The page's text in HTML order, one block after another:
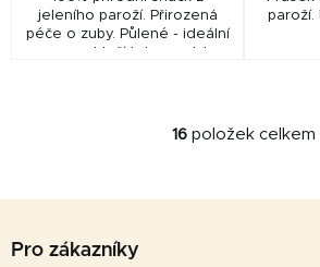
jeleního paroží. Přirozená
péče o zuby. Půlené - ideální
pro psy, kteří tyto pamlsky
paroží.
O
16 položek celkem
Pro zákazníky